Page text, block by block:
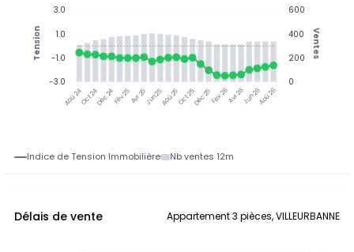
Aoû 24Oct 24Déc 24Fév 25Avr 25Jun 25Aoû 25Oct 25Déc 25Fév 26Avr 26Jun 26Aoû 26
600
400
200
0
Ventes
3.0
1.0
-1.0
-3.0
Tension
Indice de Tension Immobilière Nb ventes 12m
Délais de vente Appartement 3 pièces, VILLEURBANNE